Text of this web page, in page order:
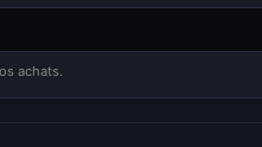
achats.